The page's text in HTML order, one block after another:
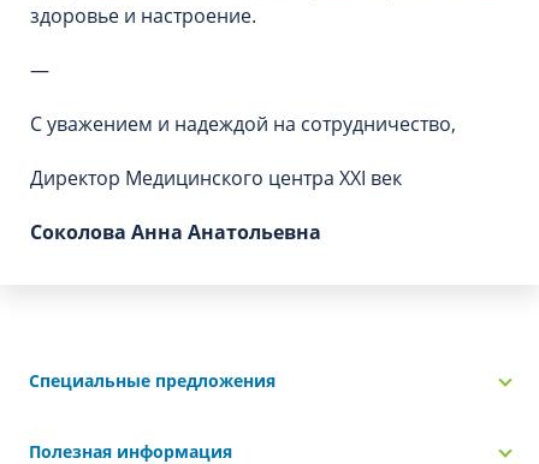
здоровье и настроение.
—
С уважением и надеждой на сотрудничество,
Директор Медицинского центра XXI век
Соколова Анна Анатольевна
Специальные предложения
Полезная информация